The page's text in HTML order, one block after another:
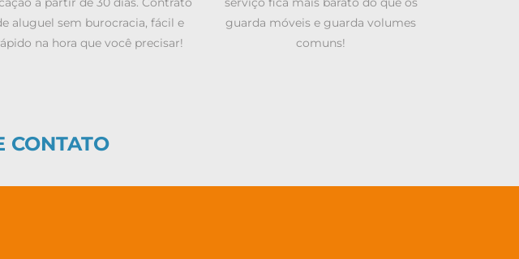
aluguel sem burocracia, fácil e
na hora que você precisar!
guarda móveis e guarda volumes
comuns!
CONTATO